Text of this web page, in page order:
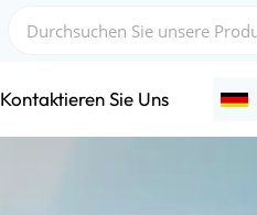
Kontaktieren Sie Uns